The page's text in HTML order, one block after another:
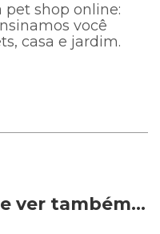
pet shop online:
você
casa e jardim.
ver também…